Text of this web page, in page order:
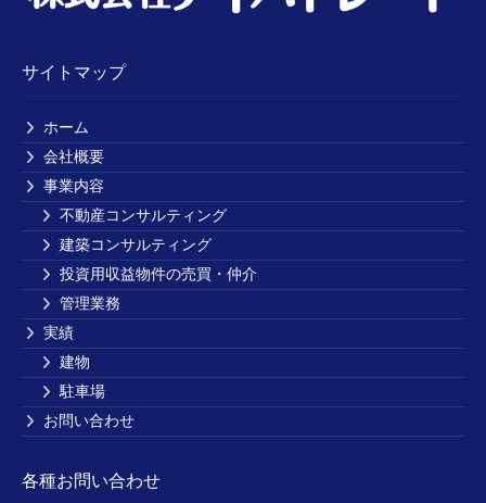
サイトマップ
ホーム
会社概要
事業内容
不動産コンサルティング
建築コンサルティング
投資用収益物件の売買・仲介
管理業務
実績
建物
駐車場
お問い合わせ
各種お問い合わせ